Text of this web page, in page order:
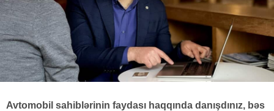
Avtomobil sahiblərinin faydası haqqında danışdınız, bəs